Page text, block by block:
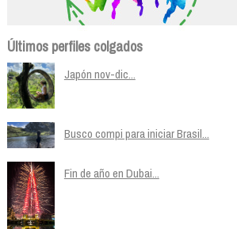
Últimos perfiles colgados
Japón nov-dic...
Busco compi para iniciar Brasil...
Fin de año en Dubai...